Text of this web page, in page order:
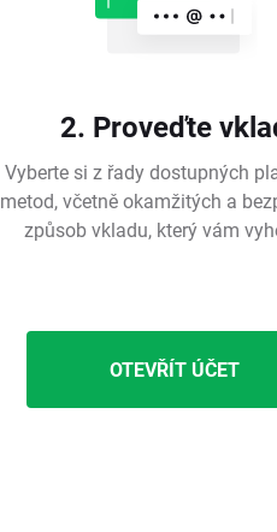
2. Proveďte
Vyberte si z řady dostupných
metod, včetně okamžitých a
způsob vkladu, který vám
OTEVŘÍT ÚČET